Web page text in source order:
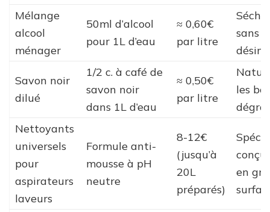
Mélange
alcool
ménager
50ml d’alcool
pour 1L d’eau
≈ 0,60€
par litre
sans
Savon noir
dilué
1/2 c. à café de
savon noir
dans 1L d’eau
≈ 0,50€
par litre
les
Nettoyants
universels
pour
aspirateurs
laveurs
Formule anti-
mousse à pH
neutre
8-12€
(jusqu’à
20L
préparés)
en